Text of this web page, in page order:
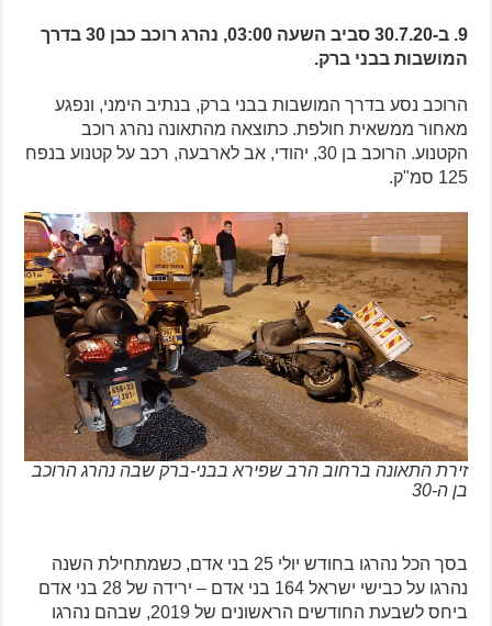
9. ב-30.7.20 סביב השעה 03:00, נהרג רוכב כבן 30 בדרך
המושבות בבני ברק.
הרוכב נסע בדרך המושבות בבני ברק, בנתיב הימני, ונפגע
מאחור ממשאית חולפת. כתוצאה מהתאונה נהרג רוכב
הקטנוע. הרוכב בן 30, יהודי, אב לארבעה, רכב על קטנוע בנפח
125 סמ"ק.
זירת התאונה ברחוב הרב שפירא בבני-ברק שבה נהרג הרוכב
בן ה-30
בסך הכל נהרגו בחודש יולי 25 בני אדם, כשמתחילת השנה
נהרגו על כבישי ישראל 164 בני אדם – ירידה של 28 בני אדם
ביחס לשבעת החודשים הראשונים של 2019, שבהם נהרגו